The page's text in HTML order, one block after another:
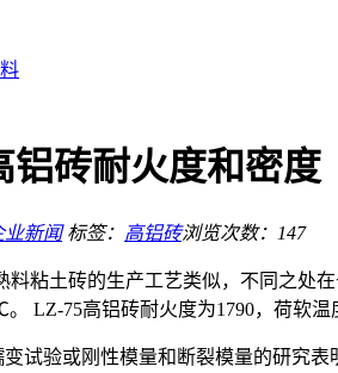
铝砖耐火度和密度
业新闻 标签： 高铝砖浏览次数：147
料粘土砖的生产工艺类似，不同之处
LZ-75高铝砖耐火度为1790，荷软
验或刚性模量和断裂模量的研究表明